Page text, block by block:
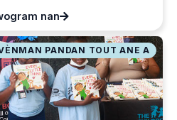
nan
PANDAN TOUT ANE A